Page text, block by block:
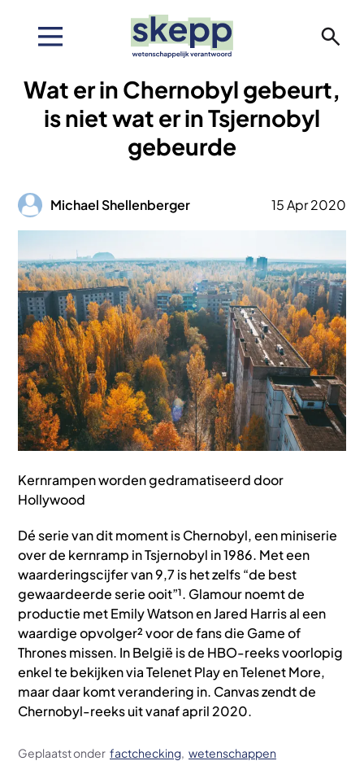
inhoud
Wat er in Chernobyl gebeurt,
is niet wat er in Tsjernobyl
gebeurde
Afbeelding
Michael Shellenberger 15 Apr 2020
Kernrampen worden gedramatiseerd door
Hollywood
Dé serie van dit moment is Chernobyl, een miniserie
over de kernramp in Tsjernobyl in 1986. Met een
waarderingscijfer van 9,7 is het zelfs “de best
gewaardeerde serie ooit”¹. Glamour noemt de
productie met Emily Watson en Jared Harris al een
waardige opvolger² voor de fans die Game of
Thrones missen. In België is de HBO-reeks voorlopig
enkel te bekijken via Telenet Play en Telenet More,
maar daar komt verandering in. Canvas zendt de
Chernobyl-reeks uit vanaf april 2020.
Geplaatst onder factchecking wetenschappen